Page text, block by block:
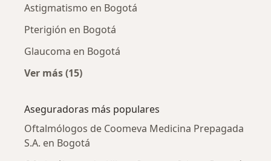
Astigmatismo en Bogotá
Pterigión en Bogotá
Glaucoma en Bogotá
Ver más (15)
Aseguradoras más populares
Oftalmólogos de Coomeva Medicina Prepagada
S.A. en Bogotá